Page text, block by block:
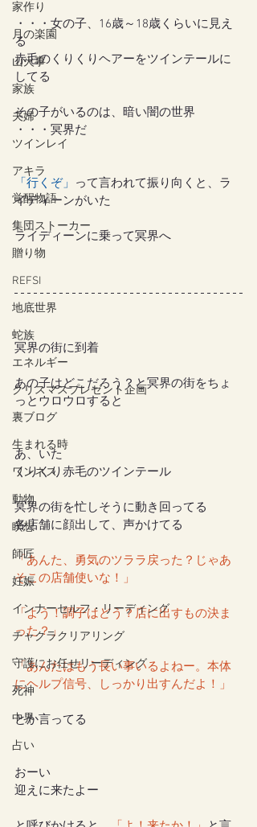
家作り
月の楽園
山火事
家族
夫婦
ツインレイ
アキラ
覚醒物語
集団ストーカー
贈り物
REFSI
地底世界
蛇族
エネルギー
クリスマスプレゼント企画
裏ブログ
生まれる時
ワンネス
動物
瞑想
師匠
妊娠
インナーセルフ・リーディング
チャクラクリアリング
守護にお任せリーディング
死神
中界
占い
・・・女の子、16歳～18歳くらいに見え
る
赤毛のくりくりヘアーをツインテールに
してる
その子がいるのは、暗い闇の世界
・・・冥界だ
「行くぞ」
って言われて振り向くと、ラ
イディーンがいた
ライディーンに乗って冥界へ
冥界の街に到着
あの子はどこだろう？と冥界の街をちょ
っとウロウロすると
あ、いた
くりくり赤毛のツインテール
冥界の街を忙しそうに動き回ってる
各店舗に顔出して、声かけてる
「あんた、勇気のツララ戻った？じゃあ
そこの店舗使いな！」
「よう！調子はどう？店に出すもの決ま
った？」
「あんたはもう長い事いるよねー。本体
にヘルプ信号、しっかり出すんだよ！」
とか言ってる
おーい
迎えに来たよー